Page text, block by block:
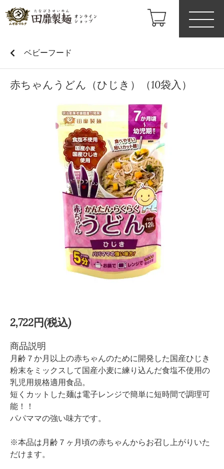
ベビーフード
赤ちゃんうどん（ひじき）（10袋入）
2,722円(税込)
商品説明
月齢７か月以上の赤ちゃんのために開発した国産ひじき
粉末をミックスして国産小麦に練り込んだ食塩不使用の
乳児用規格適用食品。
短くカットした麺は電子レンジで簡単に短時間で調理可
能！！
パパママの強い味方です。
※本品は月齢７ヶ月頃の赤ちゃんからお召し上がりいた
だけます。